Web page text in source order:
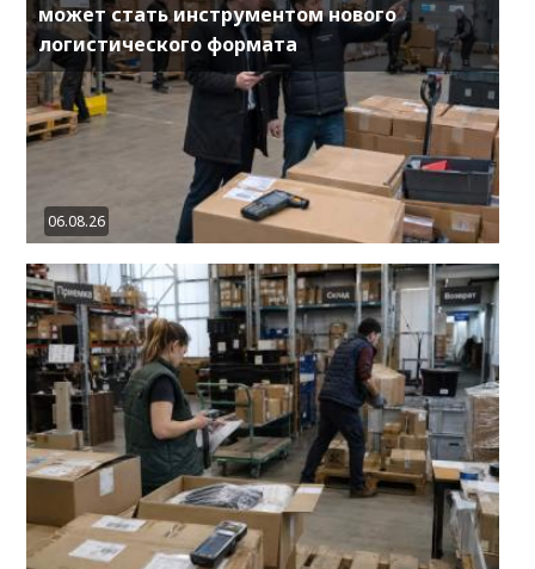
может стать инструментом нового
логистического формата
06.08.26